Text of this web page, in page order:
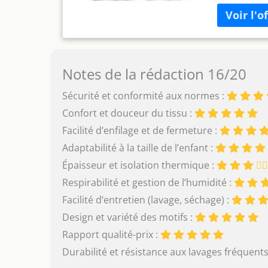
sommeil
sac de
les parents
fermeture
est très
Facile
à 30 °C. Il
Nos
substances
nourrissons
Notes de la rédaction 16/20
Sécurité et conformité aux normes :
Confort et douceur du tissu :
Facilité d’enfilage et de fermeture :
Adaptabilité à la taille de l’enfant :
Épaisseur et isolation thermique :
Respirabilité et gestion de l’humidité :
Facilité d’entretien (lavage, séchage) :
Design et variété des motifs :
Rapport qualité-prix :
Durabilité et résistance aux lavages